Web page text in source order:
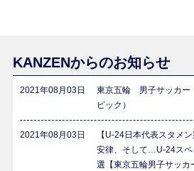
KANZENからのお知らせ
2021年08月03日
東京五輪 男子サッカー
ピック）
2021年08月03日
【U-24日本代表スタメ
安律、そして…U-24スペ
選【東京五輪男子サッカ